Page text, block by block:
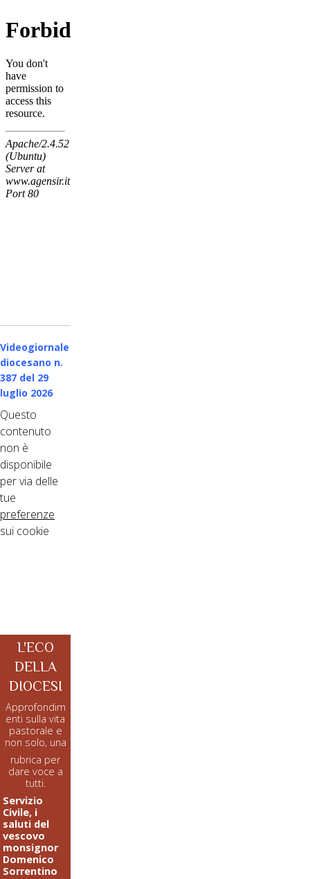
Videogiornale
diocesano n.
387 del 29
luglio 2026
Questo
contenuto
non è
disponibile
per via delle
tue
preferenze
sui cookie
L'ECO
DELLA
DIOCESI
Approfondim
enti sulla vita
pastorale e
non solo, una
rubrica per
dare voce a
tutti.
Servizio
Civile, i
saluti del
vescovo
monsignor
Domenico
Sorrentino